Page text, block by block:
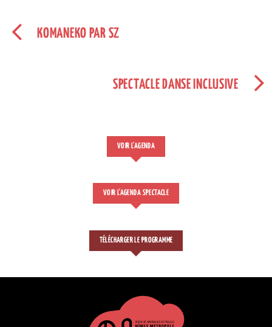
KOMANEKO PAR SZ
SPECTACLE DANSE INCLUSIVE
VOIR L'AGENDA
VOIR L'AGENDA SPECTACLE
TÉLÉCHARGER LE PROGRAMME